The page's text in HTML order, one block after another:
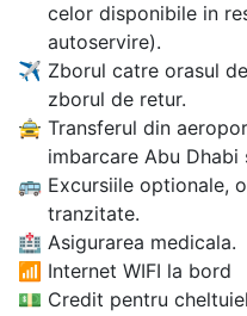
celor disponibile in
autoservire).
✈ Zborul catre orasul
zborul de retur.
🚖 Transferul din
imbarcare Abu
🚌 Excursiile optionale,
tranzitate.
🏥 Asigurarea medicala.
📶 Internet WIFI la bord
💵 Credit pentru